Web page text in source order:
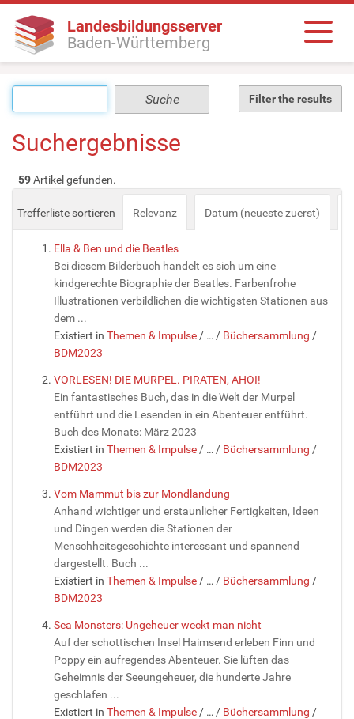
Landesbildungsserver
Baden-Württemberg
Filter the results
Suchergebnisse
59Artikel gefunden.
Trefferliste sortieren Relevanz Datum (neueste zuerst)
Ella & Ben und die Beatles
Bei diesem Bilderbuch handelt es sich um eine
kindgerechte Biographie der Beatles. Farbenfrohe
Illustrationen verbildlichen die wichtigsten Stationen aus
dem ...
Existiert in Themen & Impulse / … / Büchersammlung /
BDM2023
VORLESEN! DIE MURPEL. PIRATEN, AHOI!
Ein fantastisches Buch, das in die Welt der Murpel
entführt und die Lesenden in ein Abenteuer entführt.
Buch des Monats: März 2023
Existiert in Themen & Impulse / … / Büchersammlung /
BDM2023
Vom Mammut bis zur Mondlandung
Anhand wichtiger und erstaunlicher Fertigkeiten, Ideen
und Dingen werden die Stationen der
Menschheitsgeschichte interessant und spannend
dargestellt. Buch ...
Existiert in Themen & Impulse / … / Büchersammlung /
BDM2023
Sea Monsters: Ungeheuer weckt man nicht
Auf der schottischen Insel Haimsend erleben Finn und
Poppy ein aufregendes Abenteuer. Sie lüften das
Geheimnis der Seeungeheuer, die hunderte Jahre
geschlafen ...
Existiert in Themen & Impulse / … / Büchersammlung /